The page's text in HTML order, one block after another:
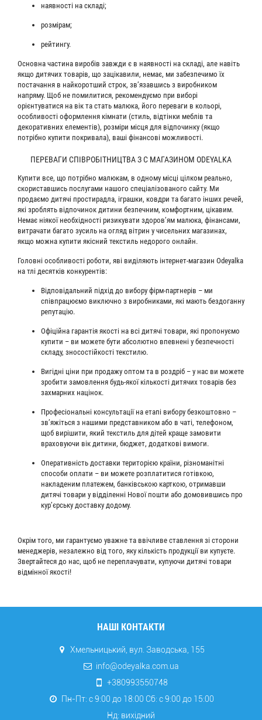
наявності на складі;
розмірам;
рейтингу.
Основна частина виробів завжди є в наявності на складі, але навіть
якщо дитячих товарів, що зацікавили, немає, ми забезпечимо їх
постачання в найкоротший строк, зв’язавшись з виробником
напряму. Щоб не помилитися, рекомендуємо при виборі
орієнтуватися на вік та стать малюка, його переваги в кольорі,
особливості оформлення кімнати (стиль, відтінки меблів та
декоративних елементів), розміри місця для відпочинку (якщо
потрібно купити покривала), ваші фінансові можливості.
ПЕРЕВАГИ СПІВРОБІТНИЦТВА З С МАГАЗИНОМ ODEYALKA
Купити все, що потрібно малюкам, в одному місці цілком реально,
скориставшись послугами нашого спеціалізованого сайту. Ми
продаємо дитячі простирадла, іграшки, ковдри та багато інших речей,
які зроблять відпочинок дитини безпечним, комфортним, цікавим.
Немає ніякої необхідності ризикувати здоров’ям малюка, фінансами,
витрачати багато зусиль на огляд вітрин у чисельних магазинах,
якщо можна купити якісний текстиль недорого онлайн.
Головні особливості роботи, яві виділяють інтернет-магазин Odeyalka
на тлі десятків конкурентів:
Відповідальний підхід до вибору фірм-партнерів – ми
співпрацюємо виключно з виробниками, які мають бездоганну
репутацію.
Офіційна гарантія якості на всі дитячі товари, які пропонуємо
купити – ви можете бути абсолютно впевнені у безпечності
складу, зносостійкості текстилю.
Вигідні ціни при продажу оптом та в роздріб – у нас ви можете
зробити замовлення будь-якої кількості дитячих товарів без
захмарних націнок.
Професіональні консультації на етапі вибору безкоштовно –
зв’яжіться з нашими представником або в чаті, телефоном,
щоб вирішити, який текстиль для дітей краще замовити
враховуючи вік дитини, бюджет, додаткові вимоги.
Оперативність доставки територією країни, різноманітні
способи оплати – ви можете розплатитися готівкою,
накладеним платежем, банківською карткою, отримавши
дитячі товари у відділенні Нової пошти або домовившись про
кур’єрську доставку додому.
Окрім того, ми гарантуємо уважне та ввічливе ставлення зі сторони
менеджерів, незалежно від того, яку кількість продукції ви купуєте.
Звертайтеся до нас, щоб не переплачувати, купуючи дитячі товари
відмінної якості!
НАШІ КОНТАКТИ
Хмельницький, вул. Заводська, 155
info@odeyalka.com.ua
+380993550748
Пн-Пт: с 9:00 до 18:00 Сб: c 9:00 до 15:00
Нд: вихідний